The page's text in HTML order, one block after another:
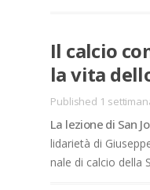
Il cal­cio
la vita
Published 1
La le­zio­ne di San
li­da­rie­tà di
na­le di cal­cio del­la